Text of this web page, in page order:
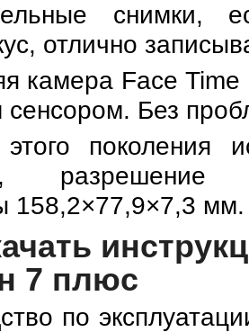
снимки,
отлично
камера Face
Без
поколения
158,2×77,9×7,3 мм.
7 плюс
по